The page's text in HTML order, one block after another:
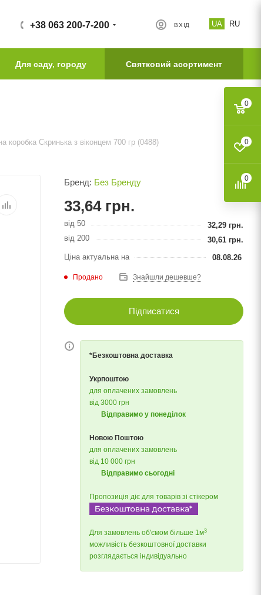
UA RU
ВХІД
+38 063 200-7-200
Для саду, городу Святковий асортимент
коробка Скринька з віконцем 700 гр (0488)
Бренд: Без Бренду
33,64грн.
від 50 32,29 грн.
від 200
30,61 грн.
Ціна актуальна на
08.08.26
Продано Знайшли дешевше?
Підписатися
*Безкоштовна доставка
Укрпоштою
для оплачених замовлень
від 3000 грн
Відправимо у понеділок
Новою Поштою
для оплачених замовлень
від 10 000 грн
Відправимо сьогодні
Пропозиція діє для товарів зі стікером
Для замовлень об'ємом більше 1м3
можливість безкоштовної доставки
розглядається індивідуально
0
0
0